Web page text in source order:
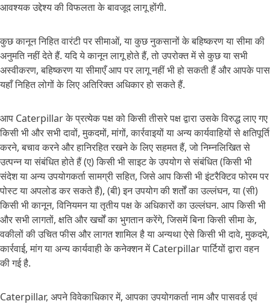
आवश्यक उद्देश्य की विफलता के बावजूद लागू होंगी.
कुछ कानून निहित वारंटी पर सीमाओं, या कुछ नुकसानों के बहिष्करण या सीमा की
अनुमति नहीं देते हैं. यदि ये कानून लागू होते हैं, तो उपरोक्त में से कुछ या सभी
अस्वीकरण, बहिष्करण या सीमाएँ आप पर लागू नहीं भी हो सकती हैं और आपके पास
यहाँ निहित लोगों के लिए अतिरिक्त अधिकार हो सकते हैं.
आप Caterpillar के प्रत्येक पक्ष को किसी तीसरे पक्ष द्वारा उसके विरुद्ध लाए गए
किसी भी और सभी दावों, मुकदमों, मांगों, कार्रवाइयों या अन्य कार्यवाहियों से क्षतिपूर्ति
करने, बचाव करने और हानिरहित रखने के लिए सहमत हैं, जो निम्नलिखित से
उत्पन्न या संबंधित होते हैं (ए) किसी भी साइट के उपयोग से संबंधित (किसी भी
संदेश या अन्य उपयोगकर्ता सामग्री सहित, जिसे आप किसी भी इंटरैक्टिव फोरम पर
पोस्ट या अपलोड कर सकते हैं), (बी) इन उपयोग की शर्तों का उल्लंघन, या (सी)
किसी भी कानून, विनियमन या तृतीय पक्ष के अधिकारों का उल्लंघन. आप किसी भी
और सभी लागतों, क्षति और खर्चों का भुगतान करेंगे, जिसमें बिना किसी सीमा के,
वकीलों की उचित फीस और लागत शामिल है या अन्यथा ऐसे किसी भी दावे, मुकदमे,
कार्रवाई, मांग या अन्य कार्यवाही के कनेक्शन में Caterpillar पार्टियों द्वारा वहन
की गई है.
Caterpillar, अपने विवेकाधिकार में, आपका उपयोगकर्ता नाम और पासवर्ड एवं